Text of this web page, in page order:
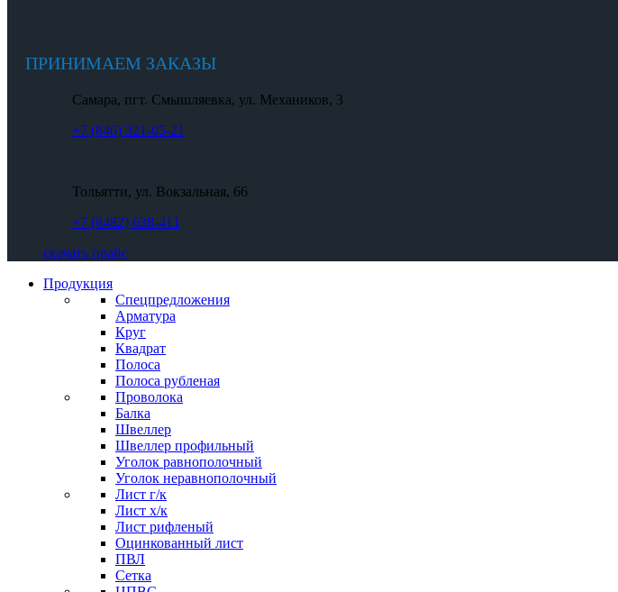
ПРИНИМАЕМ ЗАКАЗЫ
Самара, пгт. Смышляевка, ул. Механиков, 3
+7 (846) 321-05-21
Тольятти, ул. Вокзальная, 66
+7 (8482) 638-411
скачать прайс
Продукция
Спецпредложения
Арматура
Круг
Квадрат
Полоса
Полоса рубленая
Проволока
Балка
Швеллер
Швеллер профильный
Уголок равнополочный
Уголок неравнополочный
Лист г/к
Лист х/к
Лист рифленый
Оцинкованный лист
ПВЛ
Сетка